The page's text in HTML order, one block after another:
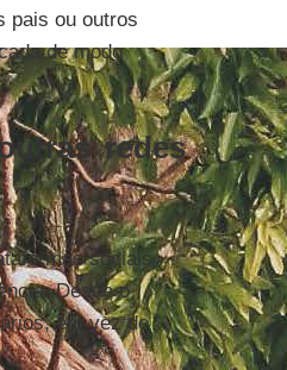
pais ou outros
de modo
redes
sociais
Desde o
em vez de